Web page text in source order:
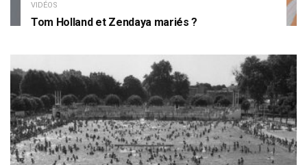
VIDÉOS
Tom Holland et Zendaya mariés ?